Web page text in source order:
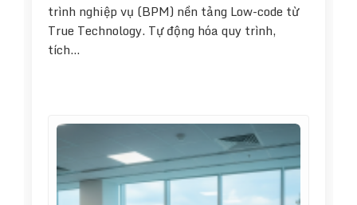
trình nghiệp vụ (BPM) nền tảng Low-code từ
True Technology. Tự động hóa quy trình,
tích…